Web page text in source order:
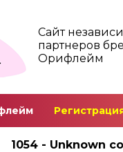
Сайт
партнеров
Орифлейм
1054 - Unknown